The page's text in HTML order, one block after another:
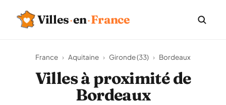
Villes·en·France
France › Aquitaine › Gironde (33) › Bordeaux
Villes à proximité de
Bordeaux